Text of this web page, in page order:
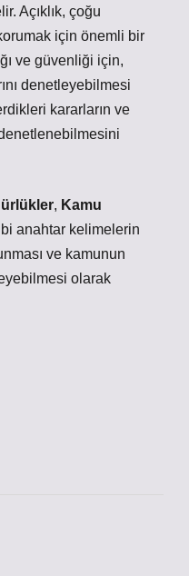
Açıklık, çoğu
için önemli bir
ve güvenliği için,
denetleyebilmesi
kararların ve
, Kamu
anahtar kelimelerin
ve kamunun
olarak